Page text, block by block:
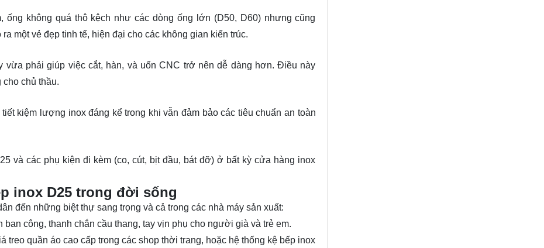
không quá thô kệch như các dòng ống lớn (D50, D60) nhưng cũng
một vẻ đẹp tinh tế, hiện đại cho các không gian kiến trúc.
vừa phải giúp việc cắt, hàn, và uốn CNC trở nên dễ dàng hơn. Điều này
chủ thầu.
kiệm lượng inox đáng kể trong khi vẫn đảm bảo các tiêu chuẩn an toàn
và các phụ kiện đi kèm (co, cút, bịt đầu, bát đỡ) ở bất kỳ cửa hàng inox
inox D25 trong đời sống
đến những biệt thự sang trọng và cả trong các nhà máy sản xuất:
công, thanh chắn cầu thang, tay vịn phụ cho người già và trẻ em.
treo quần áo cao cấp trong các shop thời trang, hoặc hệ thống kệ bếp inox